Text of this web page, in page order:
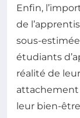
Enfin,
de
sous-
étudiants
réalité de
attachement
leur bien-